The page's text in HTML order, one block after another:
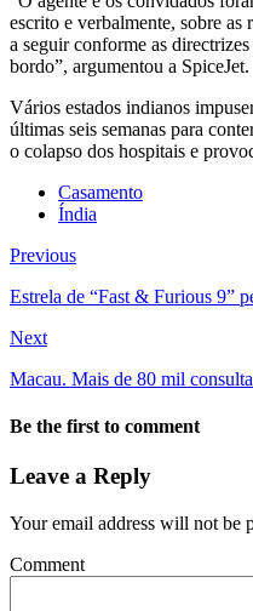
escrito e verbalmente, sobre as
a seguir conforme as
bordo”, argumentou a SpiceJet.
Vários estados indianos
últimas seis semanas para
o colapso dos hospitais e
Casamento
Índia
Previous
Estrela de “Fast & Furious 9”
Next
Macau. Mais de 80 mil
Be the first to comment
Leave a Reply
Your email address will not be
Comment